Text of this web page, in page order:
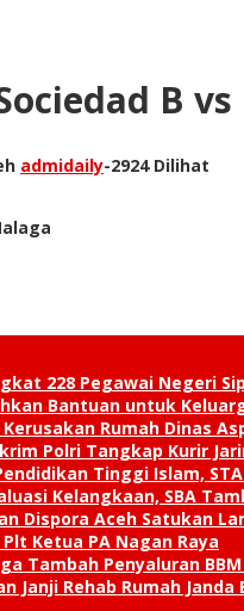
B
admidaily-2924 Dilihat
228 Pegawai Negeri
Bantuan untuk
Rumah Dinas
Polri Tangkap Kurir
Tinggi Islam,
Kelangkaan, SBA
Dispora Aceh Satukan
Ketua PA Nagan Raya
Tambah Penyaluran
Janji Rehab Rumah